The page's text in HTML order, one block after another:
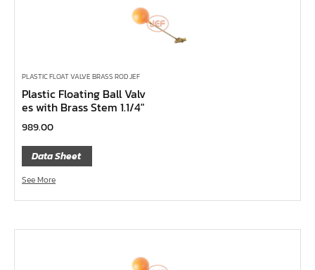
กล่องเครื่องมือ
ประแจ-แหวน-ปากตาย
ไขควง
ข้อต่อทองเหลือง,copperลม
เครื่องยิงรีเวทนัท
กระบอกอัดจารบี
PLASTIC FLOAT VALVE BRASS ROD JEF
Plastic Floating Ball Valv
es with Brass Stem 1.1/4″
989.00
Data Sheet
See More